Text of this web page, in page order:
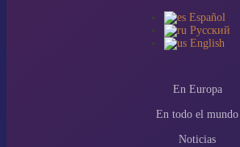
En Europa
En todo el mundo
Noticias
Español
Русский
English